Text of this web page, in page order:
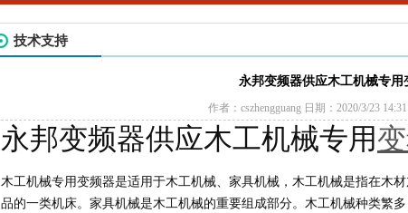
技术支持
永邦变频器供应木工机械专用
作者：cszhengguang 日期：2020/3/23
永邦变频器供应木工机械专用
木工机械专用变频器是适用于木工机械、家具机械，木工机械是指在木
品的一类机床。家具机械是木工机械的重要组成部分。木工机械种类繁